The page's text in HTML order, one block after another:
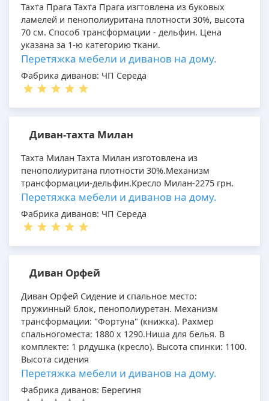
Тахта Прага Тахта Прага изгтовлена из буковых
ламелей и пенополиуритана плотности 30%, высота
70 см. Способ трансформации - дельфин. Цена
указана за 1-ю категорию ткани.
Перетяжка мебели и диванов на дому.
Фабрика диванов: ЧП Середа
Диван-тахта Милан
Тахта Милан Тахта Милан изготовлена из
пенополиуритана плотности 30%.Механизм
трансформации-дельфин.Кресло Милан-2275 грн.
Перетяжка мебели и диванов на дому.
Фабрика диванов: ЧП Середа
Диван Орфей
Диван Орфей Сидение и спальное место:
пружинный блок, пенополиуретан. Механизм
трансформации: "Фортуна" (книжка). Рахмер
спальногоместа: 1880 х 1290.Ниша для белья. В
комплекте: 1 рлдушка (кресло). Высота спинки: 1100.
Высота сидения
Перетяжка мебели и диванов на дому.
Фабрика диванов: Берегиня